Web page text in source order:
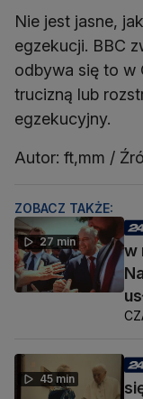
Nie jest jasne,
egzekucji. BBC
odbywa się to w
trucizną lub
egzekucyjny.
Autor: ft,mm /
ZOBACZ TAKŻE:
27 min
w
45 min